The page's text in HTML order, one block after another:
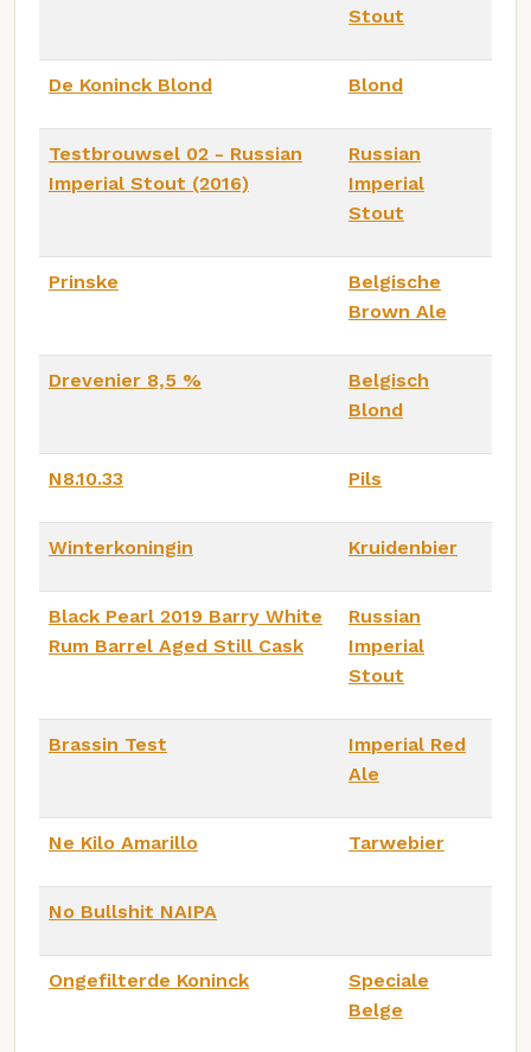
Stout
De Koninck Blond Blond
Testbrouwsel 02 - Russian
Imperial Stout (2016)
Russian
Imperial
Stout
Prinske
Belgische
Brown Ale
Drevenier 8,5 %
Belgisch
Blond
N8.10.33 Pils
Winterkoningin Kruidenbier
Black Pearl 2019 Barry White
Rum Barrel Aged Still Cask
Russian
Imperial
Stout
Brassin Test
Imperial Red
Ale
Ne Kilo Amarillo Tarwebier
No Bullshit NAIPA
Ongefilterde Koninck
Speciale
Belge